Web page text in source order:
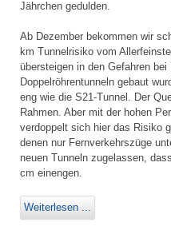
Jährchen gedulden.
Ab Dezember bekommen wir
km Tunnelrisiko vom
übersteigen in den Gefahren
Doppelröhrentunneln gebaut
eng wie die S21-Tunnel. Der
Rahmen. Aber mit der hohen
verdoppelt sich hier das Risiko
denen nur Fernverkehrszüge
neuen Tunneln zugelassen,
cm einengen.
Weiterlesen ...